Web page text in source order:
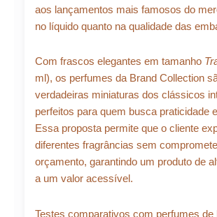
aos lançamentos mais famosos do
no líquido quanto na qualidade das
Com frascos elegantes em tamanho
ml), os perfumes da Brand Collection
verdadeiras miniaturas dos clássicos
perfeitos para quem busca praticidade
Essa proposta permite que o cliente
diferentes fragrâncias sem
orçamento, garantindo um produto de
a um valor acessível.
Testes comparativos com perfumes de